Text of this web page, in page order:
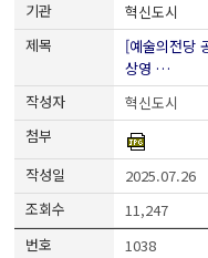
혁신도시
[예술의전당
상영 …
혁신도시
2025.07.26
11,247
1038